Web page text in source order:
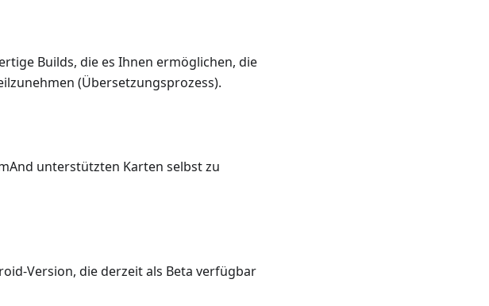
Builds, die es Ihnen ermöglichen, die
(Übersetzungsprozess).
unterstützten Karten selbst zu
Version, die derzeit als Beta verfügbar